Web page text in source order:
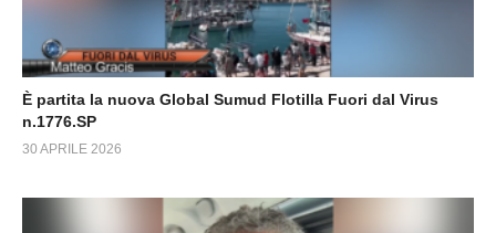
È partita la nuova Global Sumud Flotilla Fuori dal Virus
n.1776.SP
30 APRILE 2026